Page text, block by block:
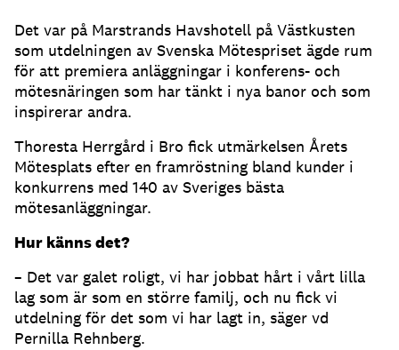
Det var på Marstrands Havshotell på Västkusten
som utdelningen av Svenska Mötespriset ägde rum
för att premiera anläggningar i konferens- och
mötesnäringen som har tänkt i nya banor och som
inspirerar andra.
Thoresta Herrgård i Bro fick utmärkelsen Årets
Mötesplats efter en framröstning bland kunder i
konkurrens med 140 av Sveriges bästa
mötesanläggningar.
Hur känns det?
– Det var galet roligt, vi har jobbat hårt i vårt lilla
lag som är som en större familj, och nu fick vi
utdelning för det som vi har lagt in, säger vd
Pernilla Rehnberg.